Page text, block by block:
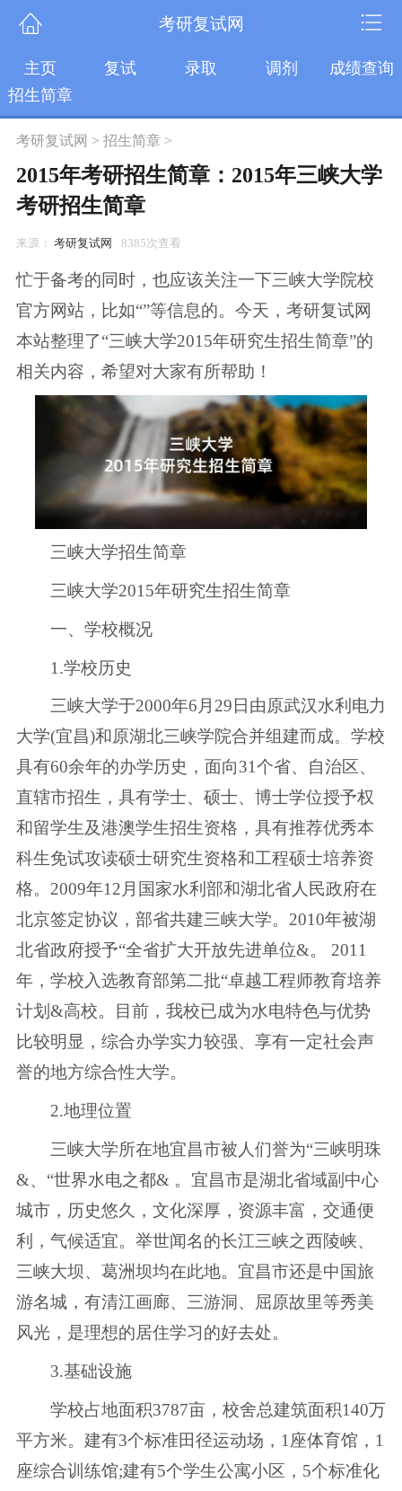
考研复试网
主页 复试 录取 调剂
成绩查询
招生简章
考研复试网 > 招生简章>
2015年考研招生简章：2015年三峡大学
考研招生简章
来源： 考研复试网 8385次查看
忙于备考的同时，也应该关注一下三峡大学院校
官方网站，比如“”等信息的。今天，考研复试网
本站整理了“三峡大学2015年研究生招生简章”的
相关内容，希望对大家有所帮助！
三峡大学招生简章
三峡大学2015年研究生招生简章
一、学校概况
1.学校历史
三峡大学于2000年6月29日由原武汉水利电力
大学(宜昌)和原湖北三峡学院合并组建而成。学校
具有60余年的办学历史，面向31个省、自治区、
直辖市招生，具有学士、硕士、博士学位授予权
和留学生及港澳学生招生资格，具有推荐优秀本
科生免试攻读硕士研究生资格和工程硕士培养资
格。2009年12月国家水利部和湖北省人民政府在
北京签定协议，部省共建三峡大学。2010年被湖
北省政府授予“全省扩大开放先进单位&。 2011
年，学校入选教育部第二批“卓越工程师教育培养
计划&高校。目前，我校已成为水电特色与优势
比较明显，综合办学实力较强、享有一定社会声
誉的地方综合性大学。
2.地理位置
三峡大学所在地宜昌市被人们誉为“三峡明珠
&、“世界水电之都& 。宜昌市是湖北省域副中心
城市，历史悠久，文化深厚，资源丰富，交通便
利，气候适宜。举世闻名的长江三峡之西陵峡、
三峡大坝、葛洲坝均在此地。宜昌市还是中国旅
游名城，有清江画廊、三游洞、屈原故里等秀美
风光，是理想的居住学习的好去处。
3.基础设施
学校占地面积3787亩，校舍总建筑面积140万
平方米。建有3个标准田径运动场，1座体育馆，1
座综合训练馆;建有5个学生公寓小区，5个标准化